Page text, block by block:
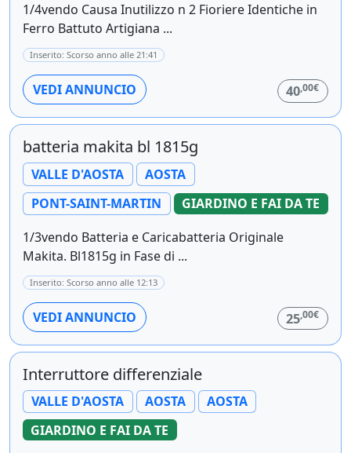
1/4vendo Causa Inutilizzo n 2 Fioriere Identiche in
Ferro Battuto Artigiana ...
Inserito: Scorso anno alle 21:41
VEDI ANNUNCIO 40,00€
batteria makita bl 1815g
VALLE D'AOSTA
AOSTA
PONT-SAINT-MARTIN
GIARDINO E FAI DA TE
1/3vendo Batteria e Caricabatteria Originale
Makita. Bl1815g in Fase di ...
Inserito: Scorso anno alle 12:13
VEDI ANNUNCIO 25,00€
Interruttore differenziale
VALLE D'AOSTA AOSTA
AOSTA
GIARDINO E FAI DA TE